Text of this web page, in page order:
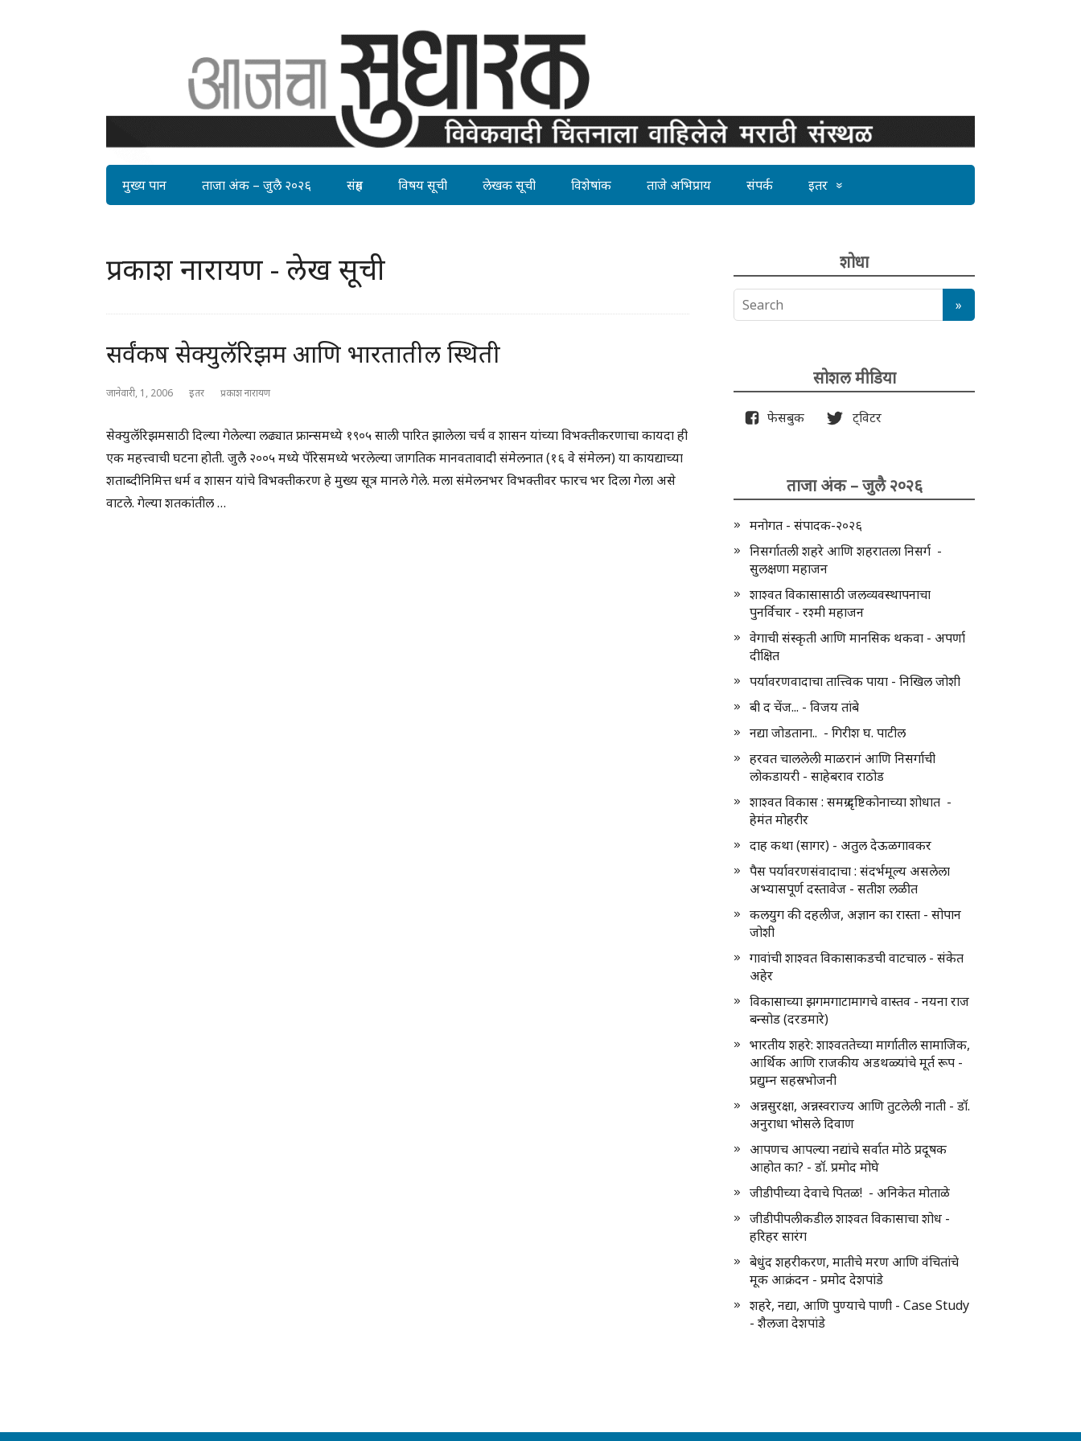
मुख्य पान ताजा अंक – जुलै २०२६ संग्रह विषय सूची लेखक सूची विशेषांक ताजे अभिप्राय संपर्क इतर
प्रकाश नारायण - लेख सूची
सर्वंकष सेक्युलॅरिझम आणि भारतातील स्थिती
जानेवारी, 1, 2006 इतर प्रकाश नारायण
सेक्युलॅरिझमसाठी दिल्या गेलेल्या लढ्यात फ्रान्समध्ये १९०५ साली पारित झालेला चर्च व शासन यांच्या विभक्तीकरणाचा कायदा ही
एक महत्त्वाची घटना होती. जुलै २००५ मध्ये पॅरिसमध्ये भरलेल्या जागतिक मानवतावादी संमेलनात (१६ वे संमेलन) या कायद्याच्या
शताब्दीनिमित्त धर्म व शासन यांचे विभक्तीकरण हे मुख्य सूत्र मानले गेले. मला संमेलनभर विभक्तीवर फारच भर दिला गेला असे
वाटले. गेल्या शतकांतील …
शोधा
सोशल मीडिया
फेसबुक ट्विटर
ताजा अंक – जुलै २०२६
मनोगत - संपादक-२०२६
निसर्गातली शहरे आणि शहरातला निसर्ग -
सुलक्षणा महाजन
शाश्वत विकासासाठी जलव्यवस्थापनाचा
पुनर्विचार - रश्मी महाजन
वेगाची संस्कृती आणि मानसिक थकवा - अपर्णा
दीक्षित
पर्यावरणवादाचा तात्त्विक पाया - निखिल जोशी
बी द चेंज... - विजय तांबे
नद्या जोडताना.. - गिरीश घ. पाटील
हरवत चाललेली माळरानं आणि निसर्गाची
लोकडायरी - साहेबराव राठोड
शाश्वत विकास : समग्र दृष्टिकोनाच्या शोधात -
हेमंत मोहरीर
दाह कथा (सागर) - अतुल देऊळगावकर
पैस पर्यावरणसंवादाचा : संदर्भमूल्य असलेला
अभ्यासपूर्ण दस्तावेज - सतीश लळीत
कलयुग की दहलीज, अज्ञान का रास्ता - सोपान
जोशी
गावांची शाश्वत विकासाकडची वाटचाल - संकेत
अहेर
विकासाच्या झगमगाटामागचे वास्तव - नयना राज
बन्सोड (दरडमारे)
भारतीय शहरे: शाश्वततेच्या मार्गातील सामाजिक,
आर्थिक आणि राजकीय अडथळ्यांचे मूर्त रूप -
प्रद्युम्न सहस्रभोजनी
अन्नसुरक्षा, अन्नस्वराज्य आणि तुटलेली नाती - डॉ.
अनुराधा भोसले दिवाण
आपणच आपल्या नद्यांचे सर्वात मोठे प्रदूषक
आहोत का? - डॉ. प्रमोद मोघे
जीडीपीच्या देवाचे पितळ! - अनिकेत मोताळे
जीडीपीपलीकडील शाश्वत विकासाचा शोध -
हरिहर सारंग
बेधुंद शहरीकरण, मातीचे मरण आणि वंचितांचे
मूक आक्रंदन - प्रमोद देशपांडे
शहरे, नद्या, आणि पुण्याचे पाणी - Case Study
- शैलजा देशपांडे